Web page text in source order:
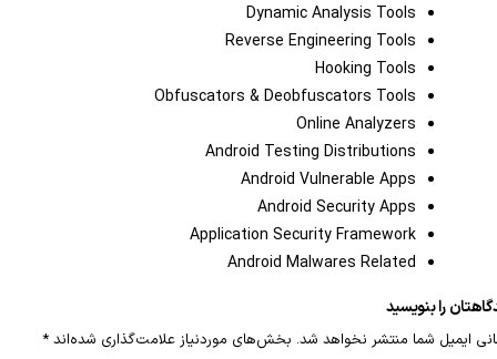
Dynamic Analysis Tools
Reverse Engineering Tools
Hooking Tools
Obfuscators & Deobfuscators Tools
Online Analyzers
Android Testing Distributions
Android Vulnerable Apps
Android Security Apps
Application Security Framework
Android Malwares Related
را بنویسید
ایمیل شما منتشر نخواهد شد. بخش‌های موردنیاز علامت‌گذاری شده‌اند *